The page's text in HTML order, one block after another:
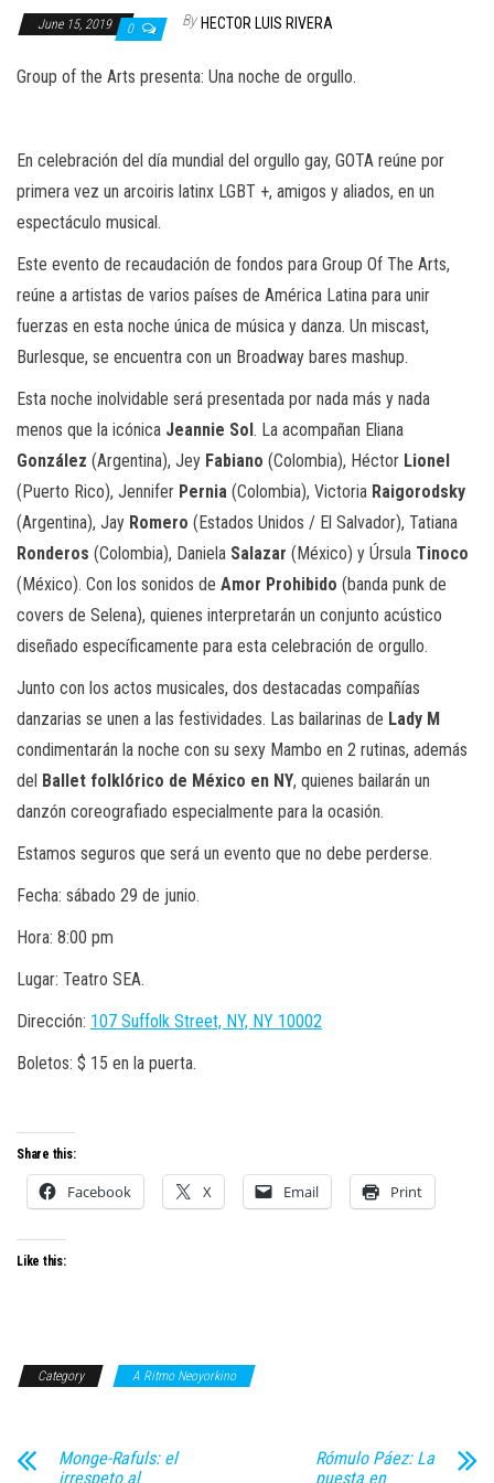
June 15, 2019 0 By HECTOR LUIS RIVERA
Group of the Arts presenta: Una noche de orgullo.
En celebración del día mundial del orgullo gay, GOTA reúne por
primera vez un arcoiris latinx LGBT +, amigos y aliados, en un
espectáculo musical.
Este evento de recaudación de fondos para Group Of The Arts,
reúne a artistas de varios países de América Latina para unir
fuerzas en esta noche única de música y danza. Un miscast,
Burlesque, se encuentra con un Broadway bares mashup.
Esta noche inolvidable será presentada por nada más y nada
menos que la icónica Jeannie Sol. La acompañan Eliana
González (Argentina), Jey Fabiano (Colombia), Héctor Lionel
(Puerto Rico), Jennifer Pernia (Colombia), Victoria Raigorodsky
(Argentina), Jay Romero (Estados Unidos / El Salvador), Tatiana
Ronderos (Colombia), Daniela Salazar (México) y Úrsula Tinoco
(México). Con los sonidos de Amor Prohibido (banda punk de
covers de Selena), quienes interpretarán un conjunto acústico
diseñado específicamente para esta celebración de orgullo.
Junto con los actos musicales, dos destacadas compañías
danzarias se unen a las festividades. Las bailarinas de Lady M
condimentarán la noche con su sexy Mambo en 2 rutinas, además
del Ballet folklórico de México en NY, quienes bailarán un
danzón coreografiado especialmente para la ocasión.
Estamos seguros que será un evento que no debe perderse.
Fecha: sábado 29 de junio.
Hora: 8:00 pm
Lugar: Teatro SEA.
Dirección: 107 Suffolk Street, NY, NY 10002
Boletos: $ 15 en la puerta.
Share this:
Facebook X Email Print
Like this:
Category A Ritmo Neoyorkino
Monge-Rafuls: el
irrespeto al
Rómulo Páez: La
puesta en